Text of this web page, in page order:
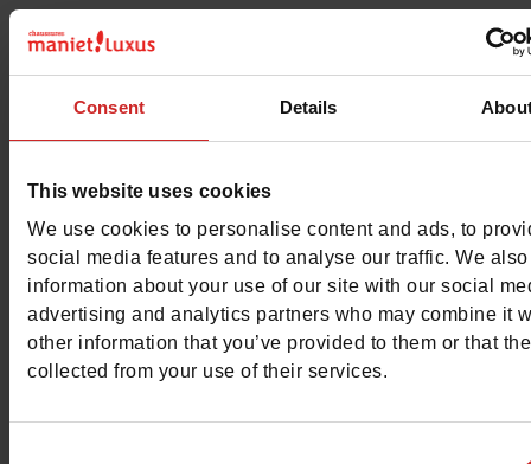
Consent Details
This website uses cookies
We use cookies to personalise content and ads, to
social media features and to analyse our traffic. We
information about your use of our site with our social
advertising and analytics partners who may combine it
other information that you’ve provided to them or that
collected from your use of their services.
Caractéristiques
Couleur NOIR
Chrome Sans
Conseil taille
Prenez votre pointure
habituelle